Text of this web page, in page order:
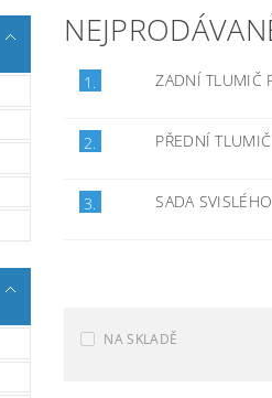
1. ZADNÍ TLUMIČ
2. PŘEDNÍ
3. SADA
NA SKLADĚ